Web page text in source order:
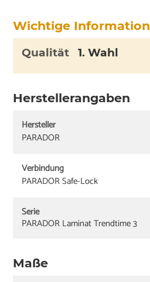
Wichtige Information
Qualität 1. Wahl
Herstellerangaben
Hersteller
PARADOR
Verbindung
PARADOR Safe-Lock
Serie
PARADOR Laminat Trendtime 3
Maße